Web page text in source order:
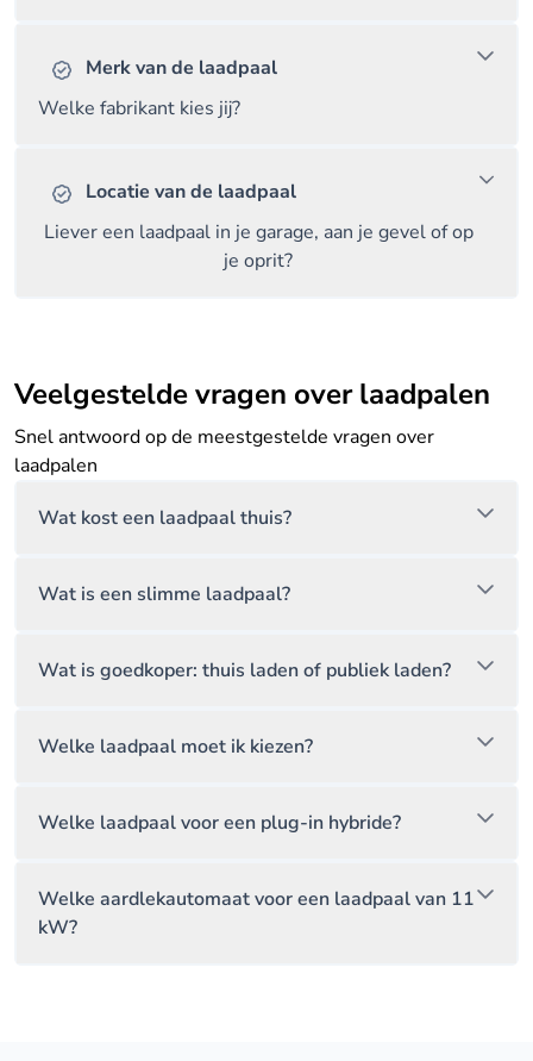
Merk van de laadpaal
Welke fabrikant kies jij?
Locatie van de laadpaal
Liever een laadpaal in je garage, aan je gevel of op
je oprit?
Veelgestelde vragen over laadpalen
Snel antwoord op de meestgestelde vragen over
laadpalen
Wat kost een laadpaal thuis?
Wat is een slimme laadpaal?
Wat is goedkoper: thuis laden of publiek laden?
Welke laadpaal moet ik kiezen?
Welke laadpaal voor een plug-in hybride?
Welke aardlekautomaat voor een laadpaal van 11
kW?